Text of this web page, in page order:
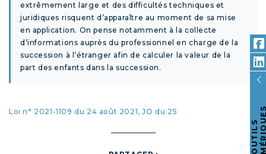
extrêmement large et des difficultés techniques et
juridiques risquent d’apparaître au moment de sa mise
en application. On pense notamment à la collecte
d’informations auprès du professionnel en charge de la
succession à l’étranger afin de calculer la valeur de la
part des enfants dans la succession.
Loi n° 2021-1109 du 24 août 2021, JO du 25
O
U
T
I
L
S
N
U
M
É
R
I
Q
U
E